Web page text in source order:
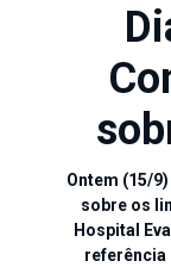
Ontem (15/
sobre os
Hospital